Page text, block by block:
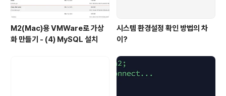
M2(Mac)용 VMWare로 가상
화 만들기 - (4) MySQL 설치
시스템 환경설정 확인 방법의 차
이?